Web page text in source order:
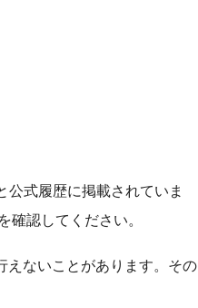
式履歴に掲載されていま
認してください。
えないことがあります。その